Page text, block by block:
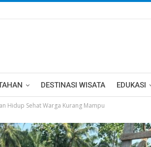
DESTINASI WISATA EDUKASI
Hidup Sehat Warga Kurang Mampu